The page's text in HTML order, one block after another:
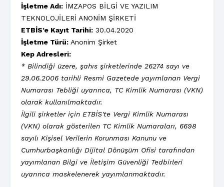
İşletme Adı: İMZAPOS BİLGİ VE YAZILIM
TEKNOLOJİLERİ ANONİM ŞİRKETİ
ETBİS’e Kayıt Tarihi: 30.04.2020
İşletme Türü: Anonim Şirket
Kep Adresleri:
* Bilindiği üzere, şahıs şirketlerinde 26274 sayı ve
29.06.2006 tarihli Resmi Gazetede yayımlanan Vergi
Numarası Tebliği uyarınca, TC Kimlik Numarası (VKN)
olarak kullanılmaktadır.
İlgili şirketler için ETBİS'te Vergi Kimlik Numarası
(VKN) olarak gösterilen TC Kimlik Numaraları, 6698
sayılı Kişisel Verilerin Korunması Kanunu ve
Cumhurbaşkanlığı Dijital Dönüşüm Ofisi tarafından
yayımlanan Bilgi ve İletişim Güvenliği Tedbirleri
uyarınca maskelenerek yayımlanmaktadır.